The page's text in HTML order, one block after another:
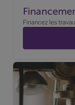
Financez les